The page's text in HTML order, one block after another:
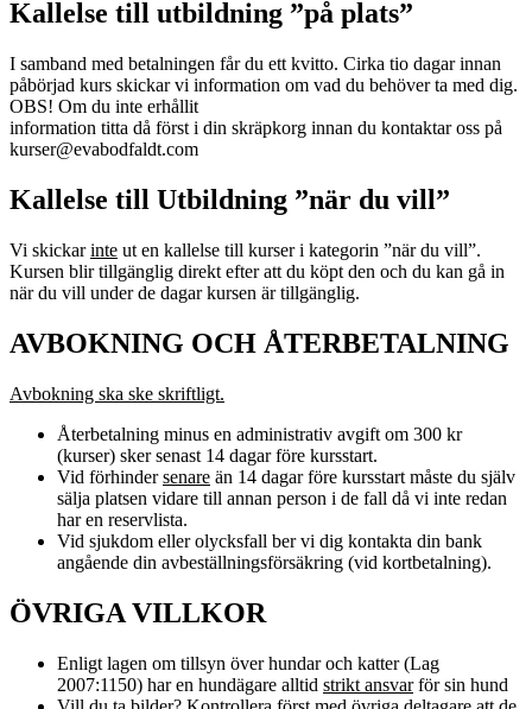
Kallelse till utbildning ”på plats”
I samband med betalningen får du ett kvitto. Cirka tio dagar innan
påbörjad kurs skickar vi information om vad du behöver ta med dig.
OBS! Om du inte erhållit
information titta då först i din skräpkorg innan du kontaktar oss på
kurser@evabodfaldt.com
Kallelse till Utbildning ”när du vill”
Vi skickarinte ut en kallelse till kurser i kategorin ”när du vill”.
Kursen blir tillgänglig direkt efter att du köpt den och du kan gå in
när du vill under de dagar kursen är tillgänglig.
AVBOKNING OCH ÅTERBETALNING
Avbokning ska ske skriftligt.
Återbetalning minus en administrativ avgift om 300 kr
(kurser) sker senast 14 dagar före kursstart.
Vid förhindersenare än 14 dagar före kursstart måste du själv
sälja platsen vidare till annan person i de fall då vi inte redan
har en reservlista.
Vid sjukdom eller olycksfall ber vi dig kontakta din bank
angående din avbeställningsförsäkring (vid kortbetalning).
ÖVRIGA VILLKOR
Enligt lagen om tillsyn över hundar och katter (Lag
2007:1150) har en hundägare alltid strikt ansvarför sin hund